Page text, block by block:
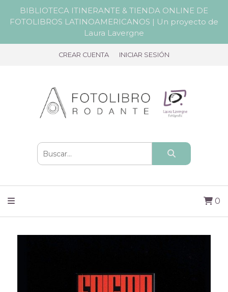
BIBLIOTECA ITINERANTE & TIENDA ONLINE DE
FOTOLIBROS LATINOAMERICANOS | Un proyecto de
Laura Lavergne
CREAR CUENTA INICIAR SESIÓN
0